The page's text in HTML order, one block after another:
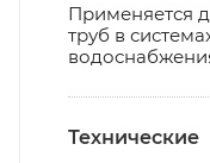
Применяется
труб в
Технические